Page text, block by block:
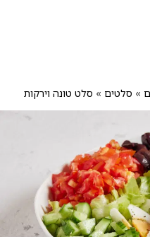
» סלטים » סלט טונה וירקות